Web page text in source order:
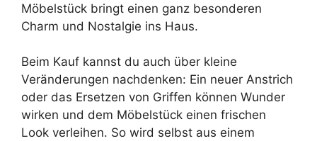
Möbelstück bringt einen ganz besonderen
Charm und Nostalgie ins Haus.
Beim Kauf kannst du auch über kleine
Veränderungen nachdenken: Ein neuer Anstrich
oder das Ersetzen von Griffen können Wunder
wirken und dem Möbelstück einen frischen
Look verleihen. So wird selbst aus einem